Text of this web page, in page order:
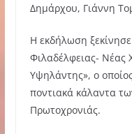
Δημάρχου, Γιάννη
Η εκδήλωση
Φιλαδέλφειας- Νέας
Υψηλάντης», ο
ποντιακά κάλαντα
Πρωτοχρονιάς.